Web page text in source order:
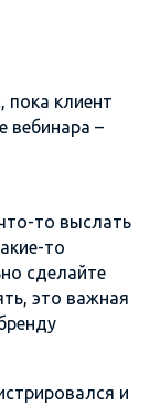
пока клиент
вебинара –
то выслать
то
сделайте
это важная
и